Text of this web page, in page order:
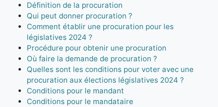
Définition de la procuration
Qui peut donner procuration ?
Comment établir une procuration pour les
législatives 2024 ?
Procédure pour obtenir une procuration
Où faire la demande de procuration ?
Quelles sont les conditions pour voter avec une
procuration aux élections législatives 2024 ?
Conditions pour le mandant
Conditions pour le mandataire